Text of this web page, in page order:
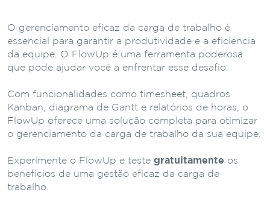
O gerenciamento eficaz da carga de trabalho é
essencial para garantir a produtividade e a eficiência
da equipe. O FlowUp é uma ferramenta poderosa
que pode ajudar você a enfrentar esse desafio.
Com funcionalidades como timesheet, quadros
Kanban, diagrama de Gantt e relatórios de horas, o
FlowUp oferece uma solução completa para otimizar
o gerenciamento da carga de trabalho da sua equipe.
Experimente o FlowUp e teste gratuitamente os
benefícios de uma gestão eficaz da carga de
trabalho.